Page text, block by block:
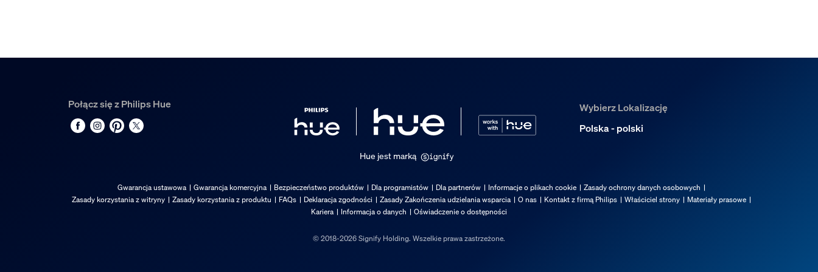
0,34 kg
Wysokość
0 cm
0 cm
Połącz się z Philips Hue
Wybierz Lokalizację
Polska - polski
Hue jest marką
Gwarancja ustawowa Gwarancja komercyjna Bezpieczeństwo produktów Dla programistów Dla partnerów Informacje o plikach cookie
Zasady ochrony danych osobowych
Zasady korzystania z witryny
Zasady korzystania z produktu FAQs Deklaracja zgodności Zasady Zakończenia udzielania wsparcia O nas Kontakt z firmą Philips Właściciel strony
Materiały prasowe
Kariera
Informacja o danych Oświadczenie o dostępności
© 2018-2026 Signify Holding. Wszelkie prawa zastrzeżone.